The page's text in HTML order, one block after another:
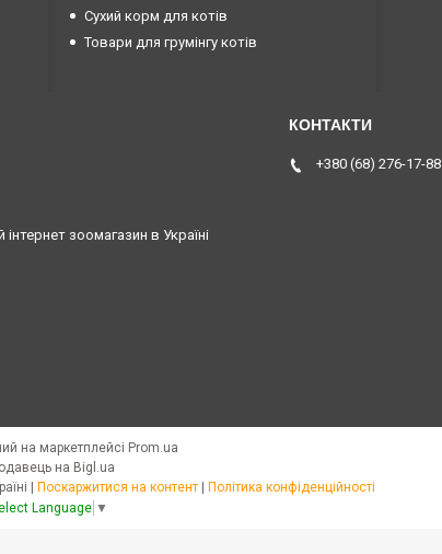
Сухий корм для котів
Товари для грумінгу котів
зоомагазин в Україні
+380 (68) 276-17-88
на маркетплейсі Prom.ua
на Bigl.ua
Поскаржитися на контент
Політика конфіденційності
Language ▼